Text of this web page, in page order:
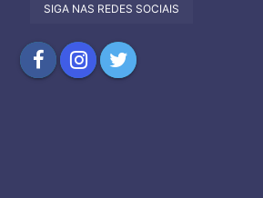
SIGA NAS REDES SOCIAIS